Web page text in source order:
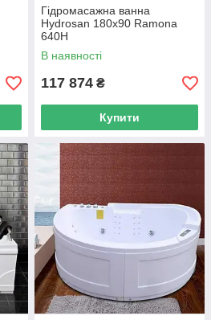
Гідромасажна ванна
Hydrosan 180х90 Ramona
640H
В наявності
117 874 ₴
Купити